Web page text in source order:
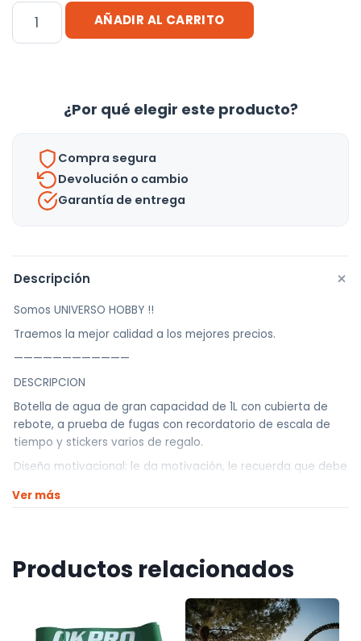
Botella
Agua
cantidad
AÑADIR AL CARRITO
¿Por qué elegir este producto?
Compra segura
Devolución o cambio
Garantía de entrega
Descripción +
Somos UNIVERSO HOBBY !!
Traemos la mejor calidad a los mejores precios.
————————————
DESCRIPCION
Botella de agua de gran capacidad de 1L con cubierta de
rebote, a prueba de fugas con recordatorio de escala de
tiempo y stickers varios de regalo.
Diseño motivacional: le da motivación, le recuerda que debe
todo el día.
beber fácilmente.
Boca ancha: La boca ancha diseñada hace que sea fácil
llenar la botella deportiva con hielo y agua.
Ver más
Productos relacionados